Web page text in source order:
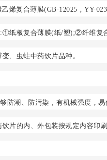
烯复合薄膜(GB-12025，YY-
纸板复合薄膜(纸/塑);②纤维复
、虫蛀中药饮片品种。
防潮、防污染，有机械强度，
片的内、外包装按规定内容印刷